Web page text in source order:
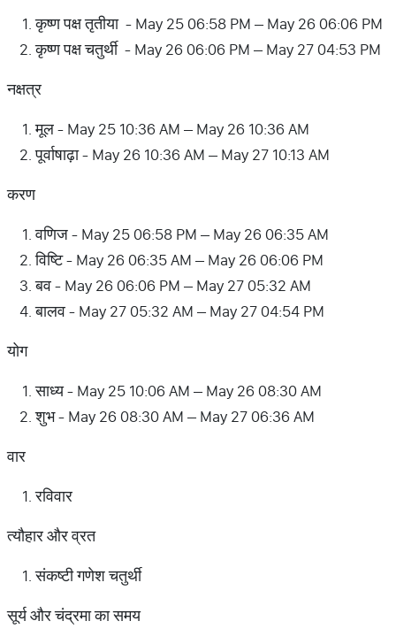
कृष्ण पक्ष तृतीया - May 25 06:58 PM – May 26 06:06 PM
कृष्ण पक्ष चतुर्थी - May 26 06:06 PM – May 27 04:53 PM
नक्षत्र
मूल - May 25 10:36 AM – May 26 10:36 AM
पूर्वाषाढ़ा - May 26 10:36 AM – May 27 10:13 AM
करण
वणिज - May 25 06:58 PM – May 26 06:35 AM
विष्टि - May 26 06:35 AM – May 26 06:06 PM
बव - May 26 06:06 PM – May 27 05:32 AM
बालव - May 27 05:32 AM – May 27 04:54 PM
योग
साध्य - May 25 10:06 AM – May 26 08:30 AM
शुभ - May 26 08:30 AM – May 27 06:36 AM
वार
रविवार
त्यौहार और व्रत
संकष्टी गणेश चतुर्थी
सूर्य और चंद्रमा का समय